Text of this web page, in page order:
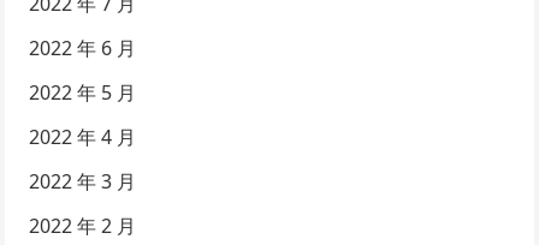
2022 年 6 月
2022 年 5 月
2022 年 4 月
2022 年 3 月
2022 年 2 月